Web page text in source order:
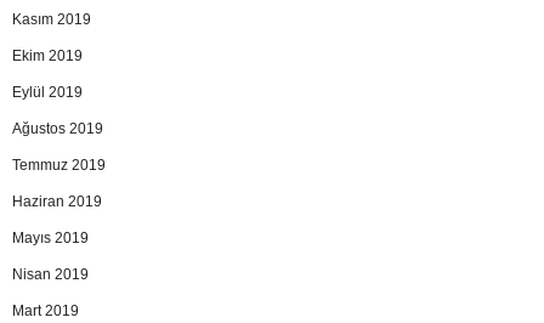
Kasım 2019
Ekim 2019
Eylül 2019
Ağustos 2019
Temmuz 2019
Haziran 2019
Mayıs 2019
Nisan 2019
Mart 2019